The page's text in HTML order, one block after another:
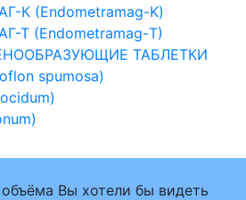
К (Endometramag-K)
Т (Endometramag-Т)
ТАБЛЕТКИ
spumosa)
Вы хотели бы видеть